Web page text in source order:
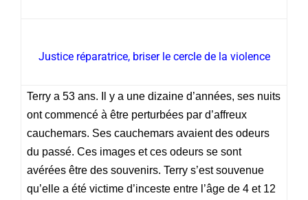
Justice réparatrice, briser le cercle de la violence
Terry a 53 ans. Il y a une dizaine d’années, ses nuits
ont commencé à être perturbées par d’affreux
cauchemars. Ses cauchemars avaient des odeurs
du passé. Ces images et ces odeurs se sont
avérées être des souvenirs. Terry s’est souvenue
qu’elle a été victime d’inceste entre l’âge de 4 et 12